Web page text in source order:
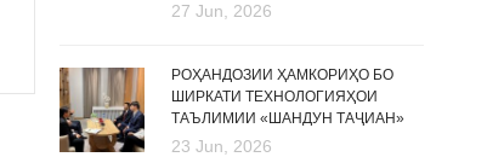
27 Jun, 2026
РОҲАНДОЗИИ ҲАМКОРИҲО БО
ШИРКАТИ ТЕХНОЛОГИЯҲОИ
ТАЪЛИМИИ «ШАНДУН ТАҶИАН»
23 Jun, 2026